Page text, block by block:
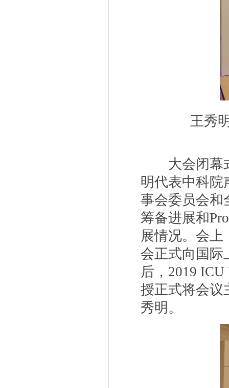
王秀明
大会闭幕
明代表中科院
事会委员会和
筹备进展和
展情况。会
会正式向国际
后， 2019 ICU
授正式将会议
秀明。